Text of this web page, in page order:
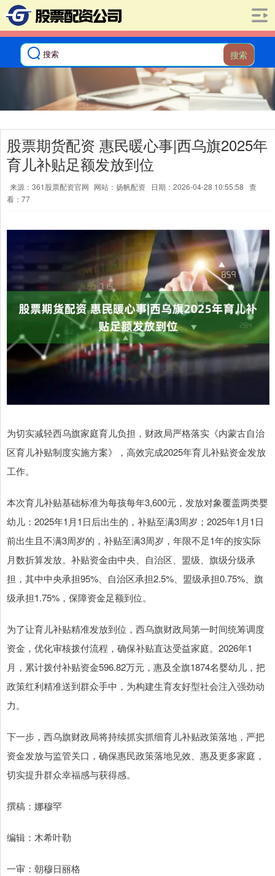
搜索
股票期货配资 惠民暖心事|西乌旗2025年
育儿补贴足额发放到位
来源：361股票配资官网 网站：扬帆配资 日期：2026-04-28 10:55:58 查
看：77
为切实减轻西乌旗家庭育儿负担，财政局严格落实《内蒙古自治
区育儿补贴制度实施方案》，高效完成2025年育儿补贴资金发放
工作。
本次育儿补贴基础标准为每孩每年3,600元，发放对象覆盖两类婴
幼儿：2025年1月1日后出生的，补贴至满3周岁；2025年1月1日
前出生且不满3周岁的，补贴至满3周岁，年限不足1年的按实际
月数折算发放。补贴资金由中央、自治区、盟级、旗级分级承
担，其中中央承担95%、自治区承担2.5%、盟级承担0.75%、旗
级承担1.75%，保障资金足额到位。
为了让育儿补贴精准发放到位，西乌旗财政局第一时间统筹调度
资金，优化审核拨付流程，确保补贴直达受益家庭。2026年1
月，累计拨付补贴资金596.82万元，惠及全旗1874名婴幼儿，把
政策红利精准送到群众手中，为构建生育友好型社会注入强劲动
力。
下一步，西乌旗财政局将持续抓实抓细育儿补贴政策落地，严把
资金发放与监管关口，确保惠民政策落地见效、惠及更多家庭，
切实提升群众幸福感与获得感。
撰稿：娜穆罕
编辑：木希叶勒
一审：朝穆日丽格